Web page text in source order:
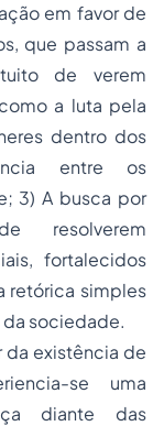
em favor de
que passam a
de verem
a luta pela
dentro dos
entre os
3) A busca por
resolverem
fortalecidos
retórica simples
sociedade.
da existência de
se uma
diante das